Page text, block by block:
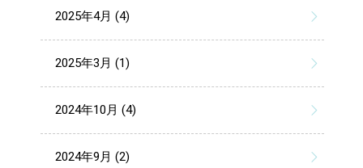
2025年4月 (4)
2025年3月 (1)
2024年10月 (4)
2024年9月 (2)